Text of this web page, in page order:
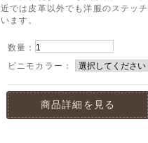
近では皮革以外でも洋服のステッ
います。
数量：
ビニモカラー：
商品詳細を見る